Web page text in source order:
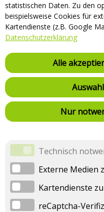
statistischen Daten. Zu den
beispielsweise Cookies für
Kartendienste (z.B. Google
Datenschutzerklärung
Alle
Nur
Technisch
Externe Medien
Kartendienste
reCaptcha-